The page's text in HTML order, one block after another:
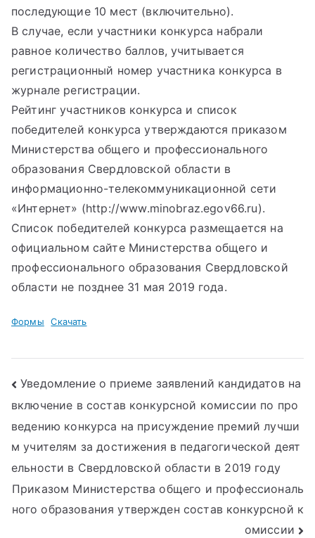
последующие 10 мест (включительно).
В случае, если участники конкурса набрали
равное количество баллов, учитывается
регистрационный номер участника конкурса в
журнале регистрации.
Рейтинг участников конкурса и список
победителей конкурса утверждаются приказом
Министерства общего и профессионального
образования Свердловской области в
информационно-телекоммуникационной сети
«Интернет» (http://www.minobraz.egov66.ru).
Список победителей конкурса размещается на
официальном сайте Министерства общего и
профессионального образования Свердловской
области не позднее 31 мая 2019 года.
Формы Скачать
Навигация
по
записям
Уведомление о приеме заявлений кандидатов на
включение в состав конкурсной комиссии по про
ведению конкурса на присуждение премий лучши
м учителям за достижения в педагогической деят
ельности в Свердловской области в 2019 году
Приказом Министерства общего и профессиональ
ного образования утвержден состав конкурсной к
омиссии